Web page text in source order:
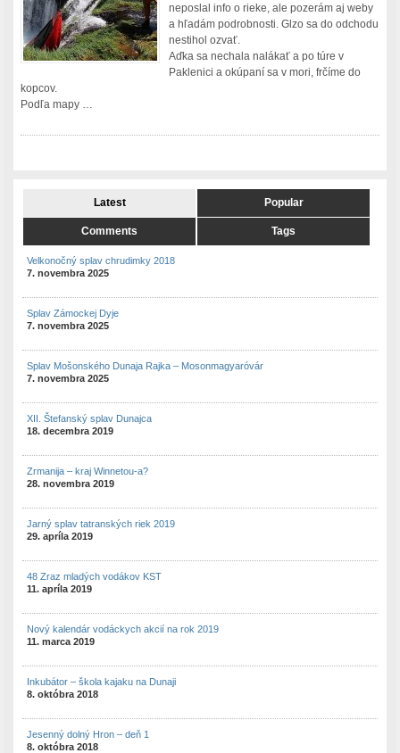
neposlal info o rieke, ale pozerám aj weby
a hľadám podrobnosti. Glzo sa do odchodu
nestihol ozvať.
Aďka sa nechala nalákať a po túre v
Paklenici a okúpaní sa v mori, frčíme do
kopcov.
Podľa mapy …
Latest Popular
Comments Tags
Velkonočný splav chrudimky 2018
7. novembra 2025
Splav Zámockej Dyje
7. novembra 2025
Splav Mošonského Dunaja Rajka – Mosonmagyaróvár
7. novembra 2025
XII. Štefanský splav Dunajca
18. decembra 2019
Zrmanija – kraj Winnetou-a?
28. novembra 2019
Jarný splav tatranských riek 2019
29. apríla 2019
48 Zraz mladých vodákov KST
11. apríla 2019
Nový kalendár vodáckych akcií na rok 2019
11. marca 2019
Inkubátor – škola kajaku na Dunaji
8. októbra 2018
Jesenný dolný Hron – deň 1
8. októbra 2018